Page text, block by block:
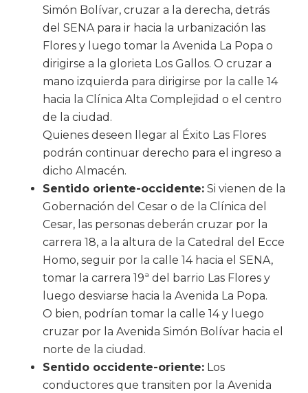
Simón Bolívar, cruzar a la derecha, detrás
del SENA para ir hacia la urbanización las
Flores y luego tomar la Avenida La Popa o
dirigirse a la glorieta Los Gallos. O cruzar a
mano izquierda para dirigirse por la calle 14
hacia la Clínica Alta Complejidad o el centro
de la ciudad.
Quienes deseen llegar al Éxito Las Flores
podrán continuar derecho para el ingreso a
dicho Almacén.
Sentido oriente-occidente: Si vienen de la
Gobernación del Cesar o de la Clínica del
Cesar, las personas deberán cruzar por la
carrera 18, a la altura de la Catedral del Ecce
Homo, seguir por la calle 14 hacia el SENA,
tomar la carrera 19ª del barrio Las Flores y
luego desviarse hacia la Avenida La Popa.
O bien, podrían tomar la calle 14 y luego
cruzar por la Avenida Simón Bolívar hacia el
norte de la ciudad.
Sentido occidente-oriente: Los
conductores que transiten por la Avenida